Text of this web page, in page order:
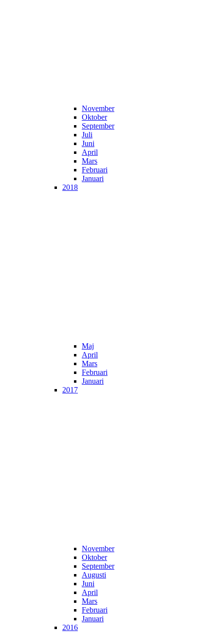
November
Oktober
September
Juli
Juni
April
Mars
Februari
Januari
2018
Maj
April
Mars
Februari
Januari
2017
November
Oktober
September
Augusti
Juni
April
Mars
Februari
Januari
2016